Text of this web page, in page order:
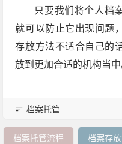
只要我们将个人档
就可以防止它出现问题
存放方法不适合自己的
放到更加合适的机构当中
档案托管
档案托管流程 档案存